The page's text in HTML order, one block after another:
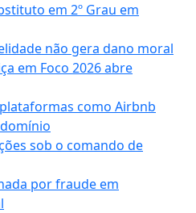
em 2º Grau em
não gera dano moral
em Foco 2026 abre
como Airbnb
sob o comando de
por fraude em